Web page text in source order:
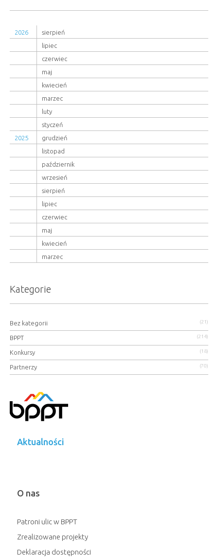
2026
sierpień
lipiec
czerwiec
maj
kwiecień
marzec
luty
styczeń
2025
grudzień
listopad
październik
wrzesień
sierpień
lipiec
czerwiec
maj
kwiecień
marzec
Kategorie
Bez kategorii (21)
BPPT (214)
Konkursy (18)
Partnerzy (70)
Aktualności
O nas
Patroni ulic w BPPT
Zrealizowane projekty
Deklaracja dostępności